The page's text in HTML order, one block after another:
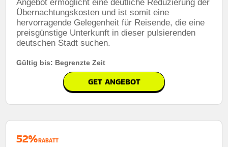
Angebot ermöglicht eine deutliche Reduzierung der
Übernachtungskosten und ist somit eine
hervorragende Gelegenheit für Reisende, die eine
preisgünstige Unterkunft in dieser pulsierenden
deutschen Stadt suchen.
Gültig bis: Begrenzte Zeit
GET ANGEBOT
52%RABATT